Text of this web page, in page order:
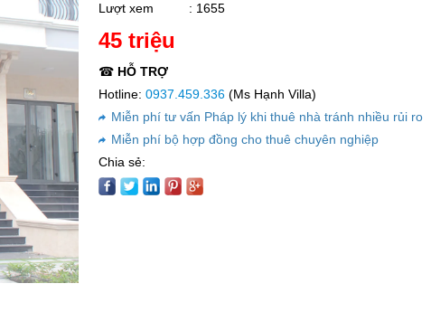
Lượt xem
: 1655
45 triệu
☎ HỖ TRỢ
Hotline: 0937.459.336 (Ms Hạnh Villa)
Miễn phí tư vấn Pháp lý khi thuê nhà tránh nhiều rủi ro
Miễn phí bộ hợp đồng cho thuê chuyên nghiệp
Chia sẻ: